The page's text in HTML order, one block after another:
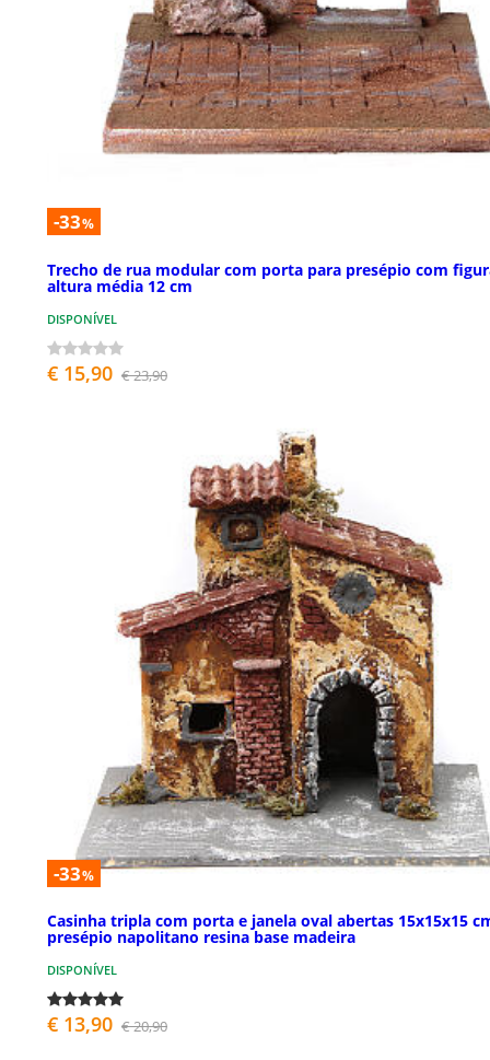
-33%
Trecho de rua modular com porta para presépio com
altura média 12 cm
DISPONÍVEL
€ 15,90 € 23,90
-33%
Casinha tripla com porta e janela oval abertas 15x15x15
presépio napolitano resina base madeira
DISPONÍVEL
€ 13,90 € 20,90